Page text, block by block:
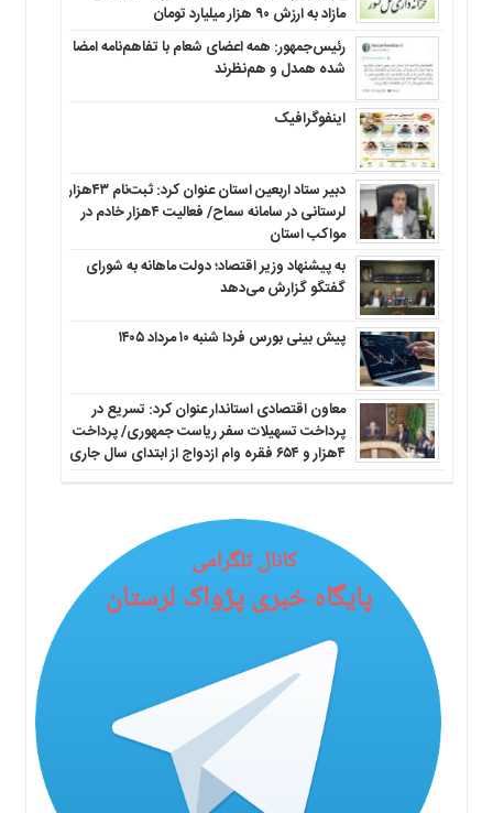
مازاد به ارزش ۹۰ هزار میلیارد تومان
رئیس‌جمهور: همه اعضای شعام با تفاهم‌نامه امضا
شده همدل و هم‌نظرند
اینفوگرافیک
دبیر ستاد اربعین استان عنوان کرد: ثبت‌نام ۴۳هزار
لرستانی در سامانه سماح/ فعالیت ۴هزار خادم در
مواکب استان
به پیشنهاد وزیر اقتصاد؛ دولت ماهانه به شورای
گفتگو گزارش می‌دهد
پیش بینی بورس فردا شنبه ۱۰ مرداد ۱۴۰۵
معاون اقتصادی استاندار عنوان کرد: تسریع در
پرداخت تسهیلات سفر ریاست جمهوری/ پرداخت
۴هزار و ۶۵۴ فقره وام ازدواج از ابتدای سال جاری